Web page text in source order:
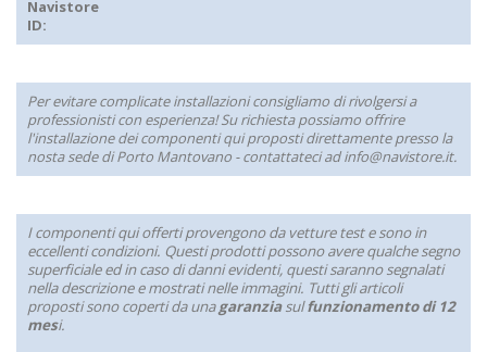
Navistore
ID:
Per evitare complicate installazioni consigliamo di rivolgersi a
professionisti con esperienza! Su richiesta possiamo offrire
l'installazione dei componenti qui proposti direttamente presso la
nosta sede di Porto Mantovano - contattateci ad info@navistore.it.
I componenti qui offerti provengono da vetture test e sono in
eccellenti condizioni. Questi prodotti possono avere qualche segno
superficiale ed in caso di danni evidenti, questi saranno segnalati
nella descrizione e mostrati nelle immagini. Tutti gli articoli
proposti sono coperti da unagaranziasulfunzionamento di 12
mesi.